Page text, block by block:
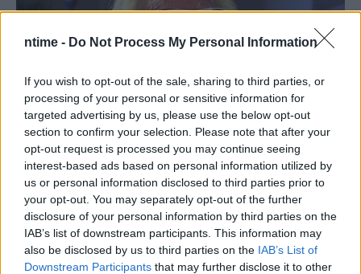
ntime - Do Not Process My Personal Information
If you wish to opt-out of the sale, sharing to third parties, or
processing of your personal or sensitive information for
targeted advertising by us, please use the below opt-out
section to confirm your selection. Please note that after your
opt-out request is processed you may continue seeing
interest-based ads based on personal information utilized by
us or personal information disclosed to third parties prior to
your opt-out. You may separately opt-out of the further
disclosure of your personal information by third parties on the
IAB’s list of downstream participants. This information may
also be disclosed by us to third parties on the IAB’s List of
Downstream Participants that may further disclose it to other